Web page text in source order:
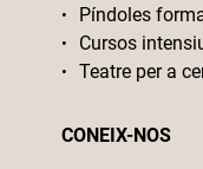
Píndoles
Cursos
Teatre per a
CONEIX-NOS